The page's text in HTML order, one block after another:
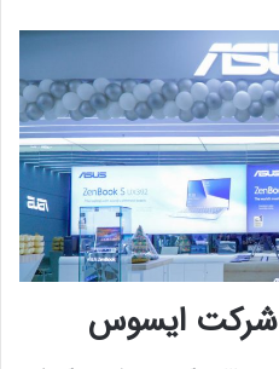
شرکت ایسوس